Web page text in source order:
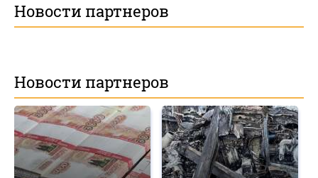
Новости партнеров
Новости партнеров